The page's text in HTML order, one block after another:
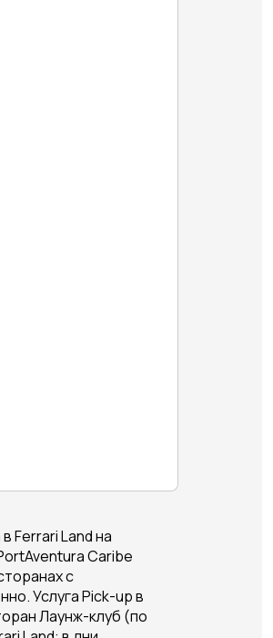
Ferrari Land на
Caribe
с
Услуга Pick-up в
Лаунж-клуб (по